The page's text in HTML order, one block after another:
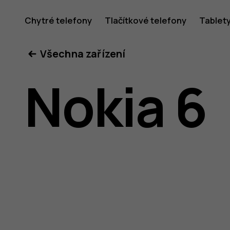
příručka
k telefonu
Chytré telefony Tlačítkové telefony
Všechna zařízení
Nokia 6